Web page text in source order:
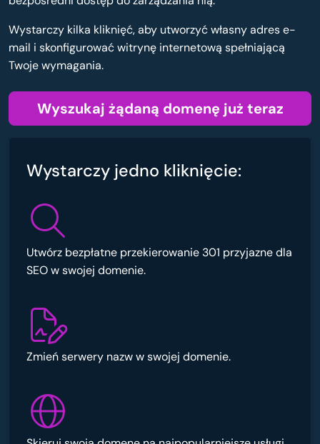
Wystarczy kilka kliknięć, aby utworzyć własny adres e-
mail i skonfigurować witrynę internetową spełniającą
Twoje wymagania.
Wyszukaj żądaną domenę już teraz
Wystarczy jedno kliknięcie:
Utwórz bezpłatne przekierowanie 301 przyjazne dla
SEO w swojej domenie.
Zmień serwery nazw w swojej domenie.